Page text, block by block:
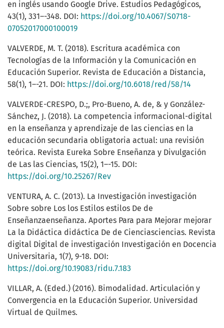
en inglés usando Google Drive. Estudios Pedagógicos,
43(1), 331–-348. DOI: https://doi.org/10.4067/S0718-
07052017000100019
VALVERDE, M. T. (2018). Escritura académica con
Tecnologías de la Información y la Comunicación en
Educación Superior. Revista de Educación a Distancia,
58(1), 1–-21. DOI: https://doi.org/10.6018/red/58/14
VALVERDE-CRESPO, D.;, Pro-Bueno, A. de, & y González-
Sánchez, J. (2018). La competencia informacional-digital
en la enseñanza y aprendizaje de las ciencias en la
educación secundaria obligatoria actual: una revisión
teórica. Revista Eureka Sobre Enseñanza y Divulgación
de Las las Ciencias, 15(2), 1–-15. DOI:
https://doi.org/10.25267/Rev
VENTURA, A. C. (2013). La Investigación investigación
Sobre sobre Los los Estilos estilos De de
Enseñanzaenseñanza. Aportes Para para Mejorar mejorar
La la Didáctica didáctica De de Cienciasciencias. Revista
digital Digital de investigación Investigación en Docencia
Universitaria, 1(7), 9-18. DOI:
https://doi.org/10.19083/ridu.7.183
VILLAR, A. (Eded.) (2016). Bimodalidad. Articulación y
Convergencia en la Educación Superior. Universidad
Virtual de Quilmes.